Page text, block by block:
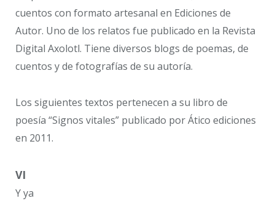
cuentos con formato artesanal en Ediciones de
Autor. Uno de los relatos fue publicado en la Revista
Digital Axolotl. Tiene diversos blogs de poemas, de
cuentos y de fotografías de su autoría.
Los siguientes textos pertenecen a su libro de
poesía “Signos vitales” publicado por Ático ediciones
en 2011.
VI
Y ya